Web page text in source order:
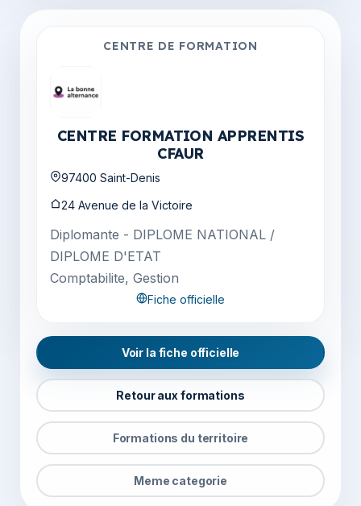
CENTRE DE FORMATION
CENTRE FORMATION APPRENTIS
CFAUR
97400 Saint-Denis
24 Avenue de la Victoire
Diplomante - DIPLOME NATIONAL /
DIPLOME D'ETAT
Comptabilite, Gestion
Fiche officielle
Voir la fiche officielle
Retour aux formations
Formations du territoire
Meme categorie